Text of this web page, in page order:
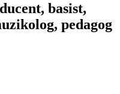
basist,
pedagog